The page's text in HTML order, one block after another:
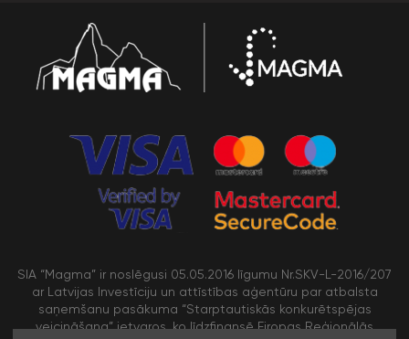
SIA “Magma” ir noslēgusi 05.05.2016 līgumu Nr.SKV-L-2016/207
ar Latvijas Investīciju un attīstības aģentūru par atbalsta
saņemšanu pasākuma “Starptautiskās konkurētspējas
veicināšana” ietvaros, ko līdzfinansē Eiropas Reģionālās